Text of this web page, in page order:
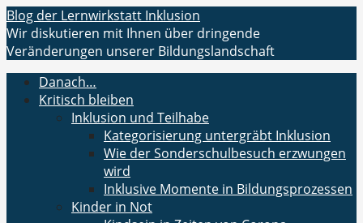
Zum
Inhalt
springen
Blog der Lernwirkstatt Inklusion
Wir diskutieren mit Ihnen über dringende
Veränderungen unserer Bildungslandschaft
Danach…
Kritisch bleiben
Inklusion und Teilhabe
Kategorisierung untergräbt Inklusion
Wie der Sonderschulbesuch erzwungen
wird
Inklusive Momente in Bildungsprozessen
Kinder in Not